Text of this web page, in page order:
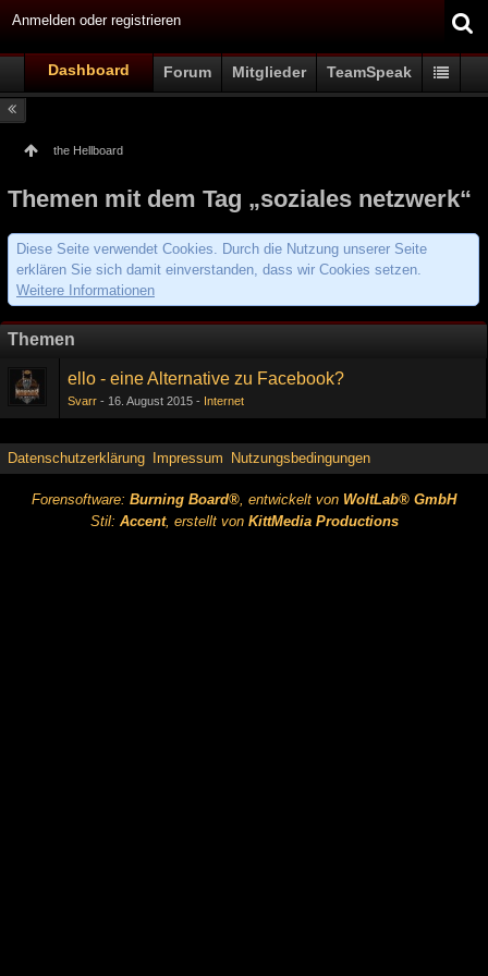
Anmelden oder registrieren
Dashboard Forum Mitglieder TeamSpeak
the Hellboard
Themen mit dem Tag „soziales netzwerk“
Diese Seite verwendet Cookies. Durch die Nutzung unserer Seite
erklären Sie sich damit einverstanden, dass wir Cookies setzen.
Weitere Informationen
Themen
ello - eine Alternative zu Facebook?
Svarr 16. August 2015 Internet
Datenschutzerklärung Impressum Nutzungsbedingungen
Forensoftware: Burning Board®, entwickelt von WoltLab® GmbH
Stil: Accent, erstellt von KittMedia Productions